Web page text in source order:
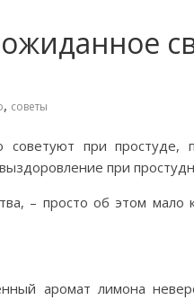
, советы
при простуде,
при
– просто об этом мало
аромат лимона